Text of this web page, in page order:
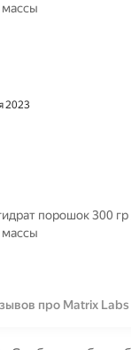
2023
порошок 300
про Matrix